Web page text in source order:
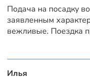
Подача на посадку
заявленным
вежливые. Поездка
Илья